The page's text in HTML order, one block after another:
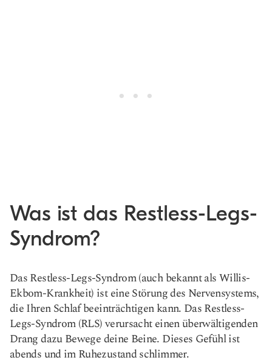
Was ist das Restless-Legs-
Syndrom?
Das Restless-Legs-Syndrom (auch bekannt als Willis-
Ekbom-Krankheit) ist eine Störung des Nervensystems,
die Ihren Schlaf beeinträchtigen kann. Das Restless-
Legs-Syndrom (RLS) verursacht einen überwältigenden
Drang dazuBewege deine Beine. Dieses Gefühl ist
abends und im Ruhezustand schlimmer.